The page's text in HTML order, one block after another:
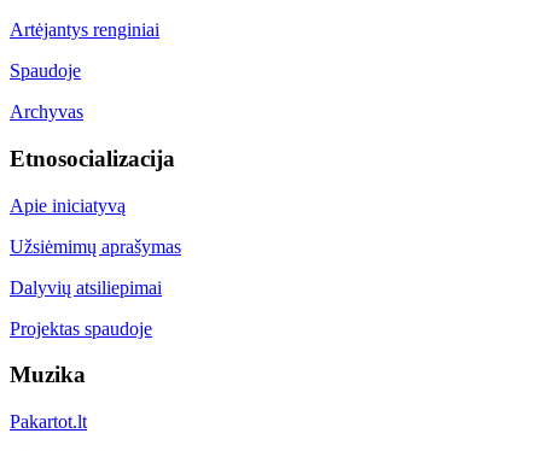
Artėjantys renginiai
Spaudoje
Archyvas
Etnosocializacija
Apie iniciatyvą
Užsiėmimų aprašymas
Dalyvių atsiliepimai
Projektas spaudoje
Muzika
Pakartot.lt